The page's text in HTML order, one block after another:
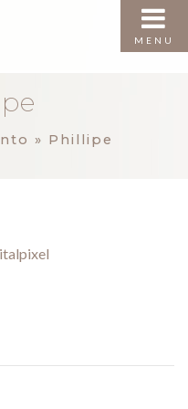
MENU
» Phillipe